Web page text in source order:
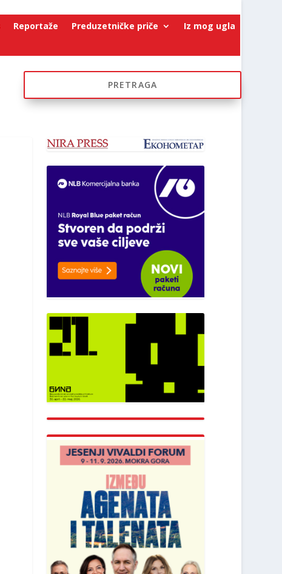
Reportaže Preduzetničke priče Iz mog ugla